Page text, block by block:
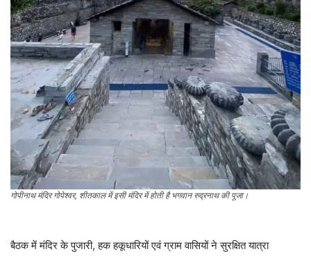
गोपीनाथ मंदिर गोपेश्वर, शीतकाल में इसी मंदिर में होती है भगवान रुद्रनाथ की पूजा।
बैठक में मंदिर के पुजारी, हक हकूधारियों एवं ग्राम वासियों ने सुरक्षित यात्रा